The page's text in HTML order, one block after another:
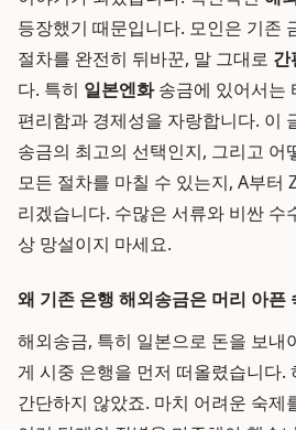
등장했기 때문입니다. 모인은 기존
절차를 완전히 뒤바꾼, 말 그대로 간
다. 특히 일본엔화송금에 있어서는
편리함과 경제성을 자랑합니다. 이
송금의 최고의 선택인지, 그리고 어
모든 절차를 마칠 수 있는지, A부터
리겠습니다. 수많은 서류와 비싼 수
상 망설이지 마세요.
왜 기존 은행 해외송금은 머리 아픈
해외송금, 특히 일본으로 돈을 보내
게 시중 은행을 먼저 떠올렸습니다.
간단하지 않았죠. 마치 어려운 숙제